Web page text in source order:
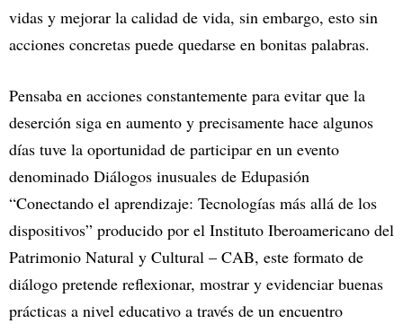
vidas y mejorar la calidad de vida, sin embargo, esto sin
acciones concretas puede quedarse en bonitas palabras.
Pensaba en acciones constantemente para evitar que la
deserción siga en aumento y precisamente hace algunos
días tuve la oportunidad de participar en un evento
denominado Diálogos inusuales de Edupasión
“Conectando el aprendizaje: Tecnologías más allá de los
dispositivos” producido por el Instituto Iberoamericano del
Patrimonio Natural y Cultural – CAB, este formato de
diálogo pretende reflexionar, mostrar y evidenciar buenas
prácticas a nivel educativo a través de un encuentro